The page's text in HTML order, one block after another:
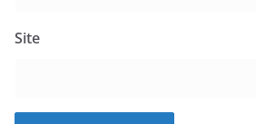
Site